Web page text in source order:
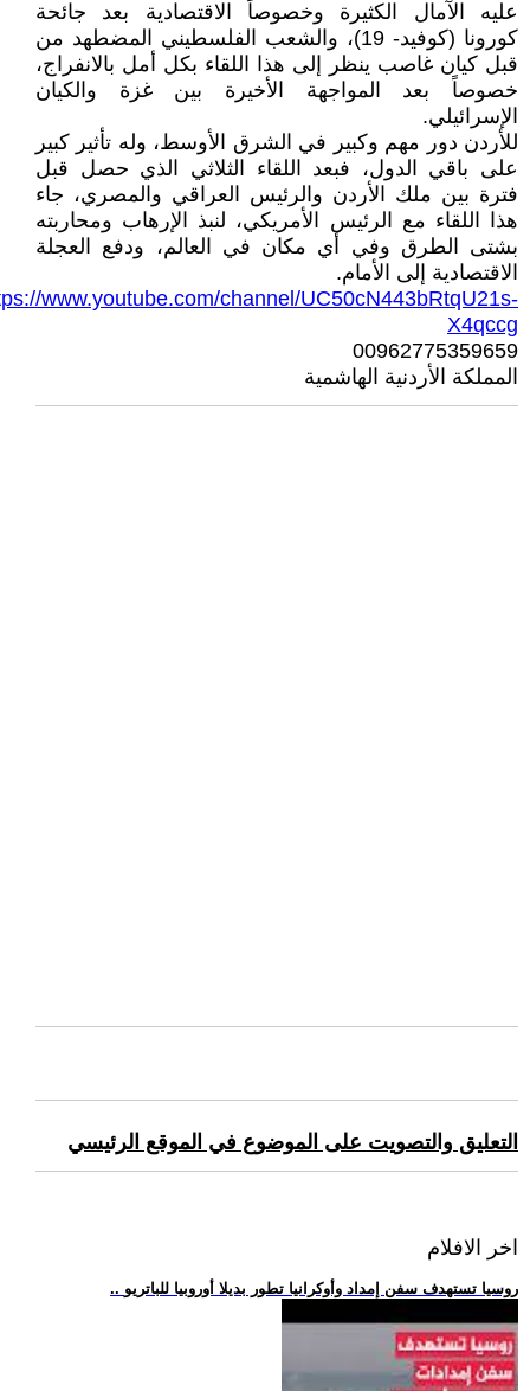
عليه الآمال الكثيرة وخصوصاً الاقتصادية بعد جائحة
كورونا (كوفيد- 19)، والشعب الفلسطيني المضطهد من
قبل كيان غاصب ينظر إلى هذا اللقاء بكل أمل بالانفراج،
خصوصاً بعد المواجهة الأخيرة بين غزة والكيان
الإسرائيلي.
للأردن دور مهم وكبير في الشرق الأوسط، وله تأثير كبير
على باقي الدول، فبعد اللقاء الثلاثي الذي حصل قبل
فترة بين ملك الأردن والرئيس العراقي والمصري، جاء
هذا اللقاء مع الرئيس الأمريكي، لنبذ الإرهاب ومحاربته
بشتى الطرق وفي أي مكان في العالم، ودفع العجلة
الاقتصادية إلى الأمام.
www.youtube.com/channel/UC50cN443bRtqU21s-
X4qccg
00962775359659
المملكة الأردنية الهاشمية
التعليق والتصويت على الموضوع في الموقع الرئيسي
اخر الافلام
.. روسيا تستهدف سفن إمداد وأوكرانيا تطور بديلا أوروبيا للباتريو